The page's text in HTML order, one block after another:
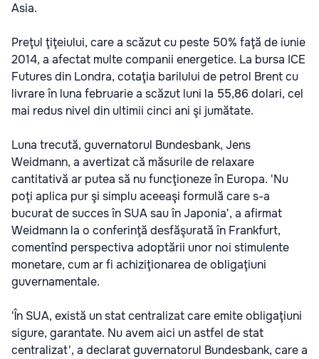
Asia.
Preţul ţiţeiului, care a scăzut cu peste 50% faţă de iunie
2014, a afectat multe companii energetice. La bursa ICE
Futures din Londra, cotaţia barilului de petrol Brent cu
livrare în luna februarie a scăzut luni la 55,86 dolari, cel
mai redus nivel din ultimii cinci ani şi jumătate.
Luna trecută, guvernatorul Bundesbank, Jens
Weidmann, a avertizat că măsurile de relaxare
cantitativă ar putea să nu funcţioneze în Europa. 'Nu
poţi aplica pur şi simplu aceeaşi formulă care s-a
bucurat de succes în SUA sau în Japonia', a afirmat
Weidmann la o conferinţă desfăşurată în Frankfurt,
comentînd perspectiva adoptării unor noi stimulente
monetare, cum ar fi achiziţionarea de obligaţiuni
guvernamentale.
'În SUA, există un stat centralizat care emite obligaţiuni
sigure, garantate. Nu avem aici un astfel de stat
centralizat', a declarat guvernatorul Bundesbank, care a